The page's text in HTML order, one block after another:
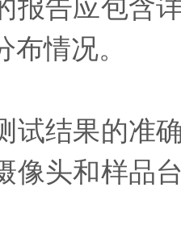
报告应包含
情况。
结果的准确
像头和样品